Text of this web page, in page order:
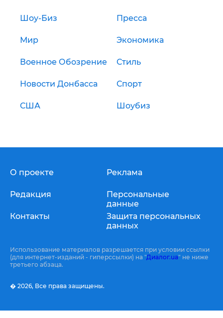
Шоу-Биз Пресса
Мир Экономика
Военное Обозрение Стиль
Новости Донбасса Спорт
США Шоубиз
О проекте
Редакция
Контакты
Реклама
Персональные
данные
Защита персональных
данных
Использование материалов разрешается при условии ссылки
(для интернет-изданий - гиперссылки) на "Диалог.ua" не ниже
третьего абзаца.
� 2026, Все права защищены.